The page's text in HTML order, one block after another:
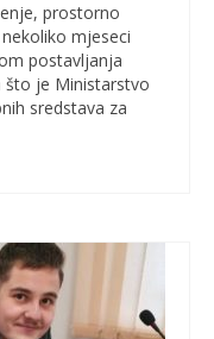
prostorno
mjeseci
postavljanja
što je Ministarstvo
sredstava za